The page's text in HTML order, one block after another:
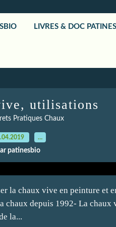
LIVRES & DOC
utilisations
Pratiques Chaux
…
patinesbio
la chaux vive en peinture et
chaux depuis 1992- La chaux
la...